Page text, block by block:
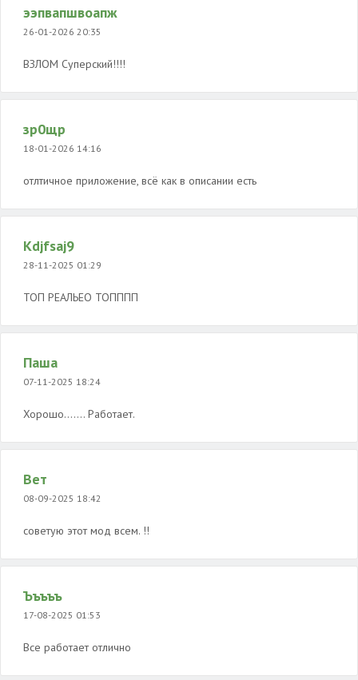
ээпвапшвоапж
26-01-2026 20:35
ВЗЛОМ Суперский!!!!
зр0щр
18-01-2026 14:16
отлтичное приложение, всё как в описании есть
Kdjfsaj9
28-11-2025 01:29
ТОП РЕАЛЬЕО ТОПППП
Паша
07-11-2025 18:24
Хорошо....... Работает.
Вет
08-09-2025 18:42
советую этот мод всем. !!
Ъъъъъ
17-08-2025 01:53
Все работает отлично